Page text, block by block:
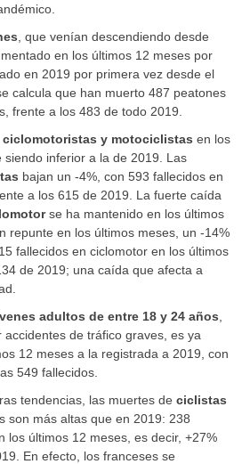
, que venían descendiendo desde
en los últimos 12 meses por
en 2019 por primera vez desde el
calcula que han muerto 487 peatones
frente a los 483 de todo 2019.
ciclomotoristas y motociclistas en los
siendo inferior a la de 2019. Las
bajan un -4%, con 593 fallecidos en
a los 615 de 2019. La fuerte caída
se ha mantenido en los últimos
repunte en los últimos meses, un -14%
fallecidos en ciclomotor en los últimos
de 2019; una caída que afecta a
adultos de entre 18 y 24 años
de tráfico graves, es ya
12 meses a la registrada a 2019, con
549 fallecidos.
tendencias, las muertes de ciclistas
son más altas que en 2019: 238
los últimos 12 meses, es decir, +27%
En efecto, los franceses se